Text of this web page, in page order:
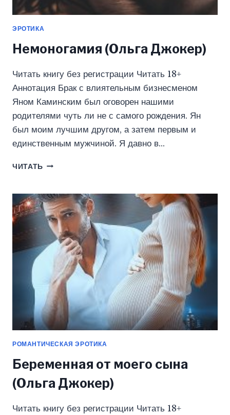
ЭРОТИКА
Немоногамия (Ольга Джокер)
Читать книгу без регистрации Читать 18+
Аннотация Брак с влиятельным бизнесменом
Яном Каминским был оговорен нашими
родителями чуть ли не с самого рождения. Ян
был моим лучшим другом, а затем первым и
единственным мужчиной. Я давно в…
ЧИТАТЬ НЕМОНОГАМИЯ
РОМАНТИЧЕСКАЯ ЭРОТИКА
Беременная от моего сына
(Ольга Джокер)
Читать книгу без регистрации Читать 18+